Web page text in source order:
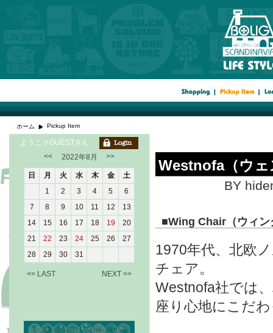
ホーム Pickup Item
Westnofa（ウ
BY
■Wing Chair（ウィン
1970年代、北欧
チェア。
Westnofa社では
座り心地にこだ
ようこそGUESTさん
<<
2022年8月 >>
日 月 火 水 木 金
土
1
2 3 4 5
6
7
8 9 10 11 12
13
14
15 16 17 18 19
20
21
22 23 24 25 26
27
28
29 30 31
<< LAST NEXT >>